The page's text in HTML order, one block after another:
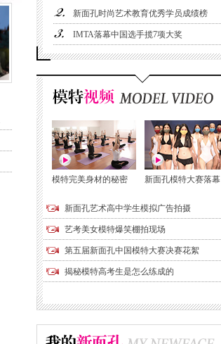
新面孔时尚艺术教育优秀学员成绩榜
IMTA落幕中国选手揽7项大奖
模特完美身材的秘密 新面孔模特大赛落幕
新面孔艺术高中学生模拟广告拍摄
艺考美女模特爆笑棚拍现场
第五届新面孔中国模特大赛决赛花絮
揭秘模特高考生是怎么练成的